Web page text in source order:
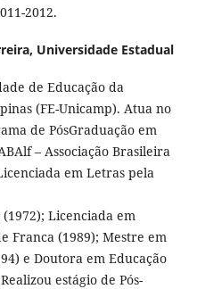
2012.
Universidade Estadual
de Educação da
(FE-Unicamp). Atua no
de PósGraduação em
– Associação Brasileira
em Letras pela
(1972); Licenciada em
Franca (1989); Mestre em
e Doutora em Educação
estágio de Pós-